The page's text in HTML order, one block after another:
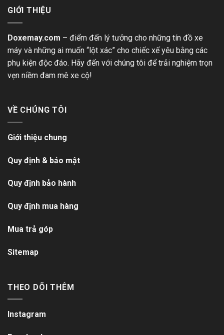
GIỚI THIỆU
Doxemay.com – điểm đến lý tưởng cho những tín đồ xe
máy và những ai muốn “lột xác” cho chiếc xế yêu bằng các
phụ kiện độc đáo. Hãy đến với chúng tôi để trải nghiệm trọn
vẹn niềm đam mê xe cộ!
VỀ CHÚNG TÔI
Giới thiệu chung
Quy định & bảo mật
Quy định bảo hành
Quy định mua hàng
Mua trả góp
Sitemap
THEO DÕI THÊM
Instagram